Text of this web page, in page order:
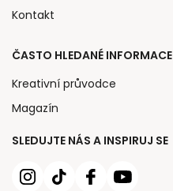
SLEDUJTE NÁS A INSPIRUJ SE
Kontakt
ČASTO HLEDANÉ INFORMACE
Kreativní průvodce
Magazín